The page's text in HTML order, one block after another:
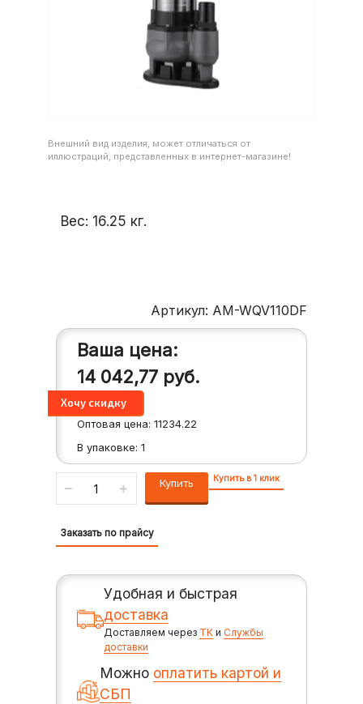
Внешний вид изделия, может отличаться от
иллюстраций, представленных в интернет-магазине!
Вес: 16.25 кг.
Артикул: AM-WQV110DF
Ваша цена:
14 042,77 руб.
Оптовая цена: 11234.22
В упаковке: 1
Купить Купить в 1 клик
Заказать по прайсу
Удобная и быстрая
доставка
Доставляем через ТК иСлужбы
доставки
Можно оплатить картой и
СБП